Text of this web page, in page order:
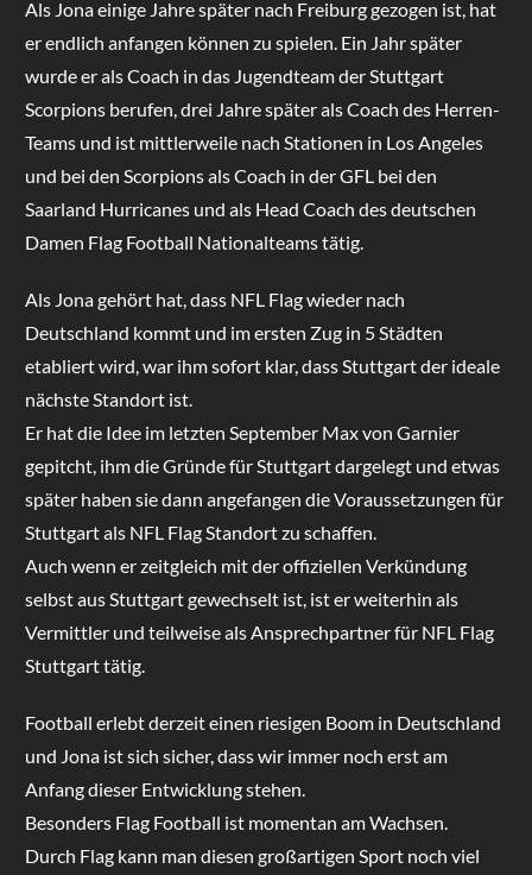
Als Jona einige Jahre später nach Freiburg gezogen ist, hat
er endlich anfangen können zu spielen. Ein Jahr später
wurde er als Coach in das Jugendteam der Stuttgart
Scorpions berufen, drei Jahre später als Coach des Herren-
Teams und ist mittlerweile nach Stationen in Los Angeles
und bei den Scorpions als Coach in der GFL bei den
Saarland Hurricanes und als Head Coach des deutschen
Damen Flag Football Nationalteams tätig.
Als Jona gehört hat, dass NFL Flag wieder nach
Deutschland kommt und im ersten Zug in 5 Städten
etabliert wird, war ihm sofort klar, dass Stuttgart der ideale
nächste Standort ist.
Er hat die Idee im letzten September Max von Garnier
gepitcht, ihm die Gründe für Stuttgart dargelegt und etwas
später haben sie dann angefangen die Voraussetzungen für
Stuttgart als NFL Flag Standort zu schaffen.
Auch wenn er zeitgleich mit der offiziellen Verkündung
selbst aus Stuttgart gewechselt ist, ist er weiterhin als
Vermittler und teilweise als Ansprechpartner für NFL Flag
Stuttgart tätig.
Football erlebt derzeit einen riesigen Boom in Deutschland
und Jona ist sich sicher, dass wir immer noch erst am
Anfang dieser Entwicklung stehen.
Besonders Flag Football ist momentan am Wachsen.
Durch Flag kann man diesen großartigen Sport noch viel